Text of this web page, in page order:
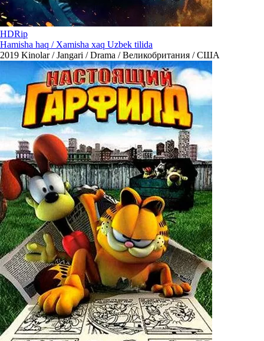
HDRip
Hamisha haq / Xamisha xaq Uzbek tilida
2019 Kinolar / Jangari / Drama / Великобритания / США